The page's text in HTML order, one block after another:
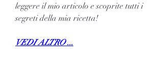
leggere il mio articolo e scoprite tutti i
segreti della mia ricetta!
VEDI ALTRO ...